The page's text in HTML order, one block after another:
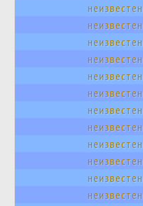
неизвестен
неизвестен
неизвестен
неизвестен
неизвестен
неизвестен
неизвестен
неизвестен
неизвестен
неизвестен
неизвестен
неизвестен